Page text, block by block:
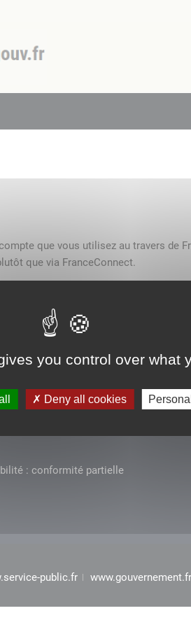
you control over what
Deny all cookies
que vous utilisez au travers de
que via FranceConnect.
: conformité partielle
public.fr www.gouvernement.fr